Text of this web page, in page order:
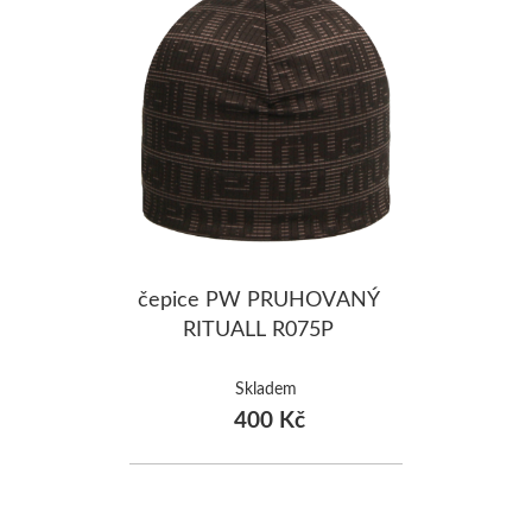
čepice PW PRUHOVANÝ
RITUALL R075P
Skladem
400 Kč